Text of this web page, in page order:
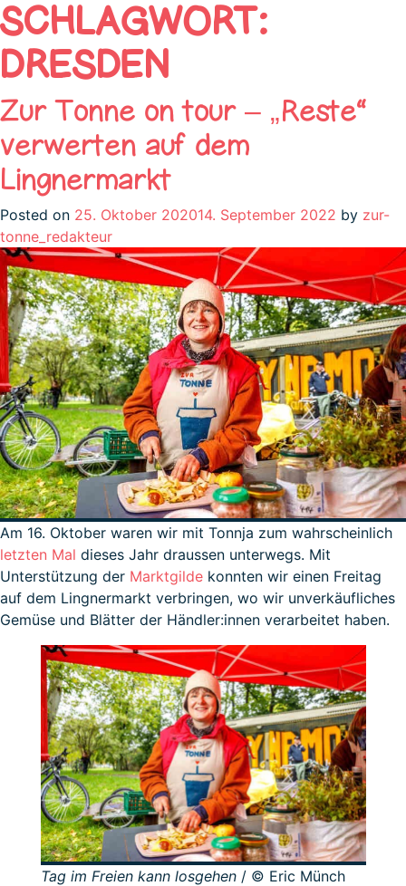
SCHLAGWORT:
DRESDEN
Zur Tonne on tour – „Reste“
verwerten auf dem
Lingnermarkt
Posted on 25. Oktober 202014. September 2022 by zur-
tonne_redakteur
Am 16. Oktober waren wir mit Tonnja zum wahrscheinlich
letzten Mal dieses Jahr draussen unterwegs. Mit
Unterstützung der Marktgilde konnten wir einen Freitag
auf dem Lingnermarkt verbringen, wo wir unverkäufliches
Gemüse und Blätter der Händler:innen verarbeitet haben.
Tag im Freien kann losgehen/ © Eric Münch